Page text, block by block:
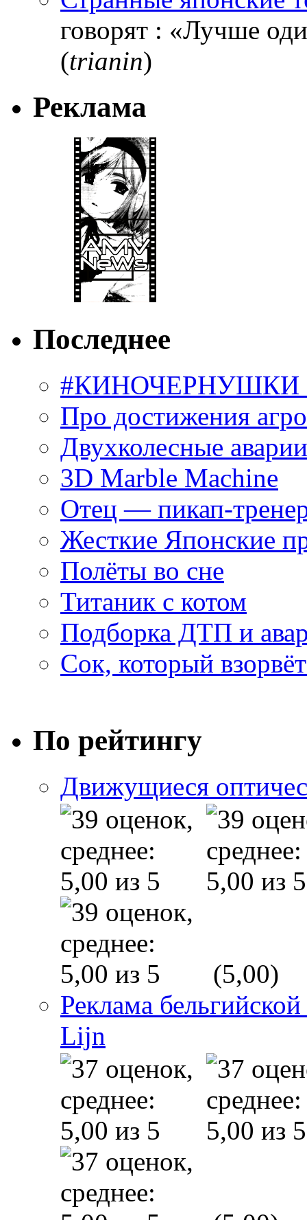
говорят : «Лучше
(trianin)
Реклама
Последнее
#КИНОЧЕРНУШКИ
Про достижения
Двухколесные
3D Marble Machine
Отец — пикап-
Жесткие Японские
Полёты во сне
Титаник с котом
Подборка ДТП и
Сок, который
По рейтингу
Движущиеся
(5,00)
Реклама
Lijn